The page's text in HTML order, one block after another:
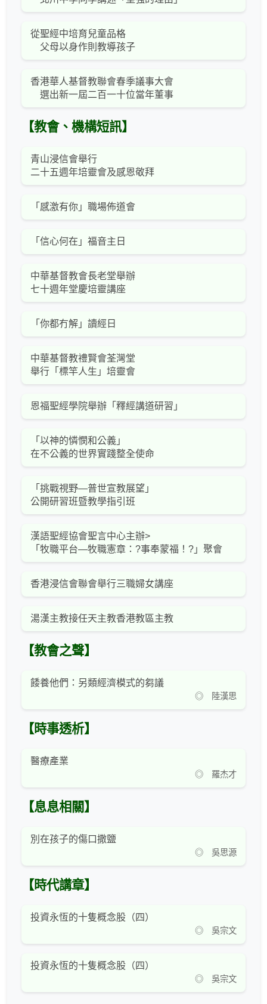
從聖經中培育兒童品格
父母以身作則教導孩子
香港華人基督教聯會春季議事大會
選出新一屆二百一十位當年董事
【教會、機構短訊】
青山浸信會舉行
二十五週年培靈會及感恩敬拜
「感激有你」職場佈道會
「信心何在」福音主日
中華基督教會長老堂舉辦
七十週年堂慶培靈講座
「你都冇解」讀經日
中華基督教禮賢會荃灣堂
舉行「標竿人生」培靈會
恩福聖經學院舉辦「釋經講道研習」
「以神的憐憫和公義」
在不公義的世界實踐整全使命
「挑戰視野—普世宣教展望」
公開研習班暨教學指引班
漢語聖經協會聖言中心主辦>
「牧職平台—牧職憲章：?事奉蒙福！?」聚會
香港浸信會聯會舉行三職婦女講座
湯漢主教接任天主教香港教區主教
【教會之聲】
餧養他們：另類經濟模式的芻議
◎ 陸漢思
【時事透析】
醫療產業
◎ 羅杰才
【息息相關】
別在孩子的傷口撒鹽
◎ 吳思源
【時代講章】
投資永恆的十隻概念股（四）
◎ 吳宗文
投資永恆的十隻概念股（四）
◎ 吳宗文